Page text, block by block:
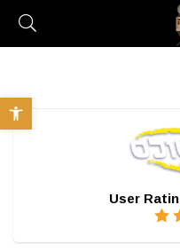
פתח
User